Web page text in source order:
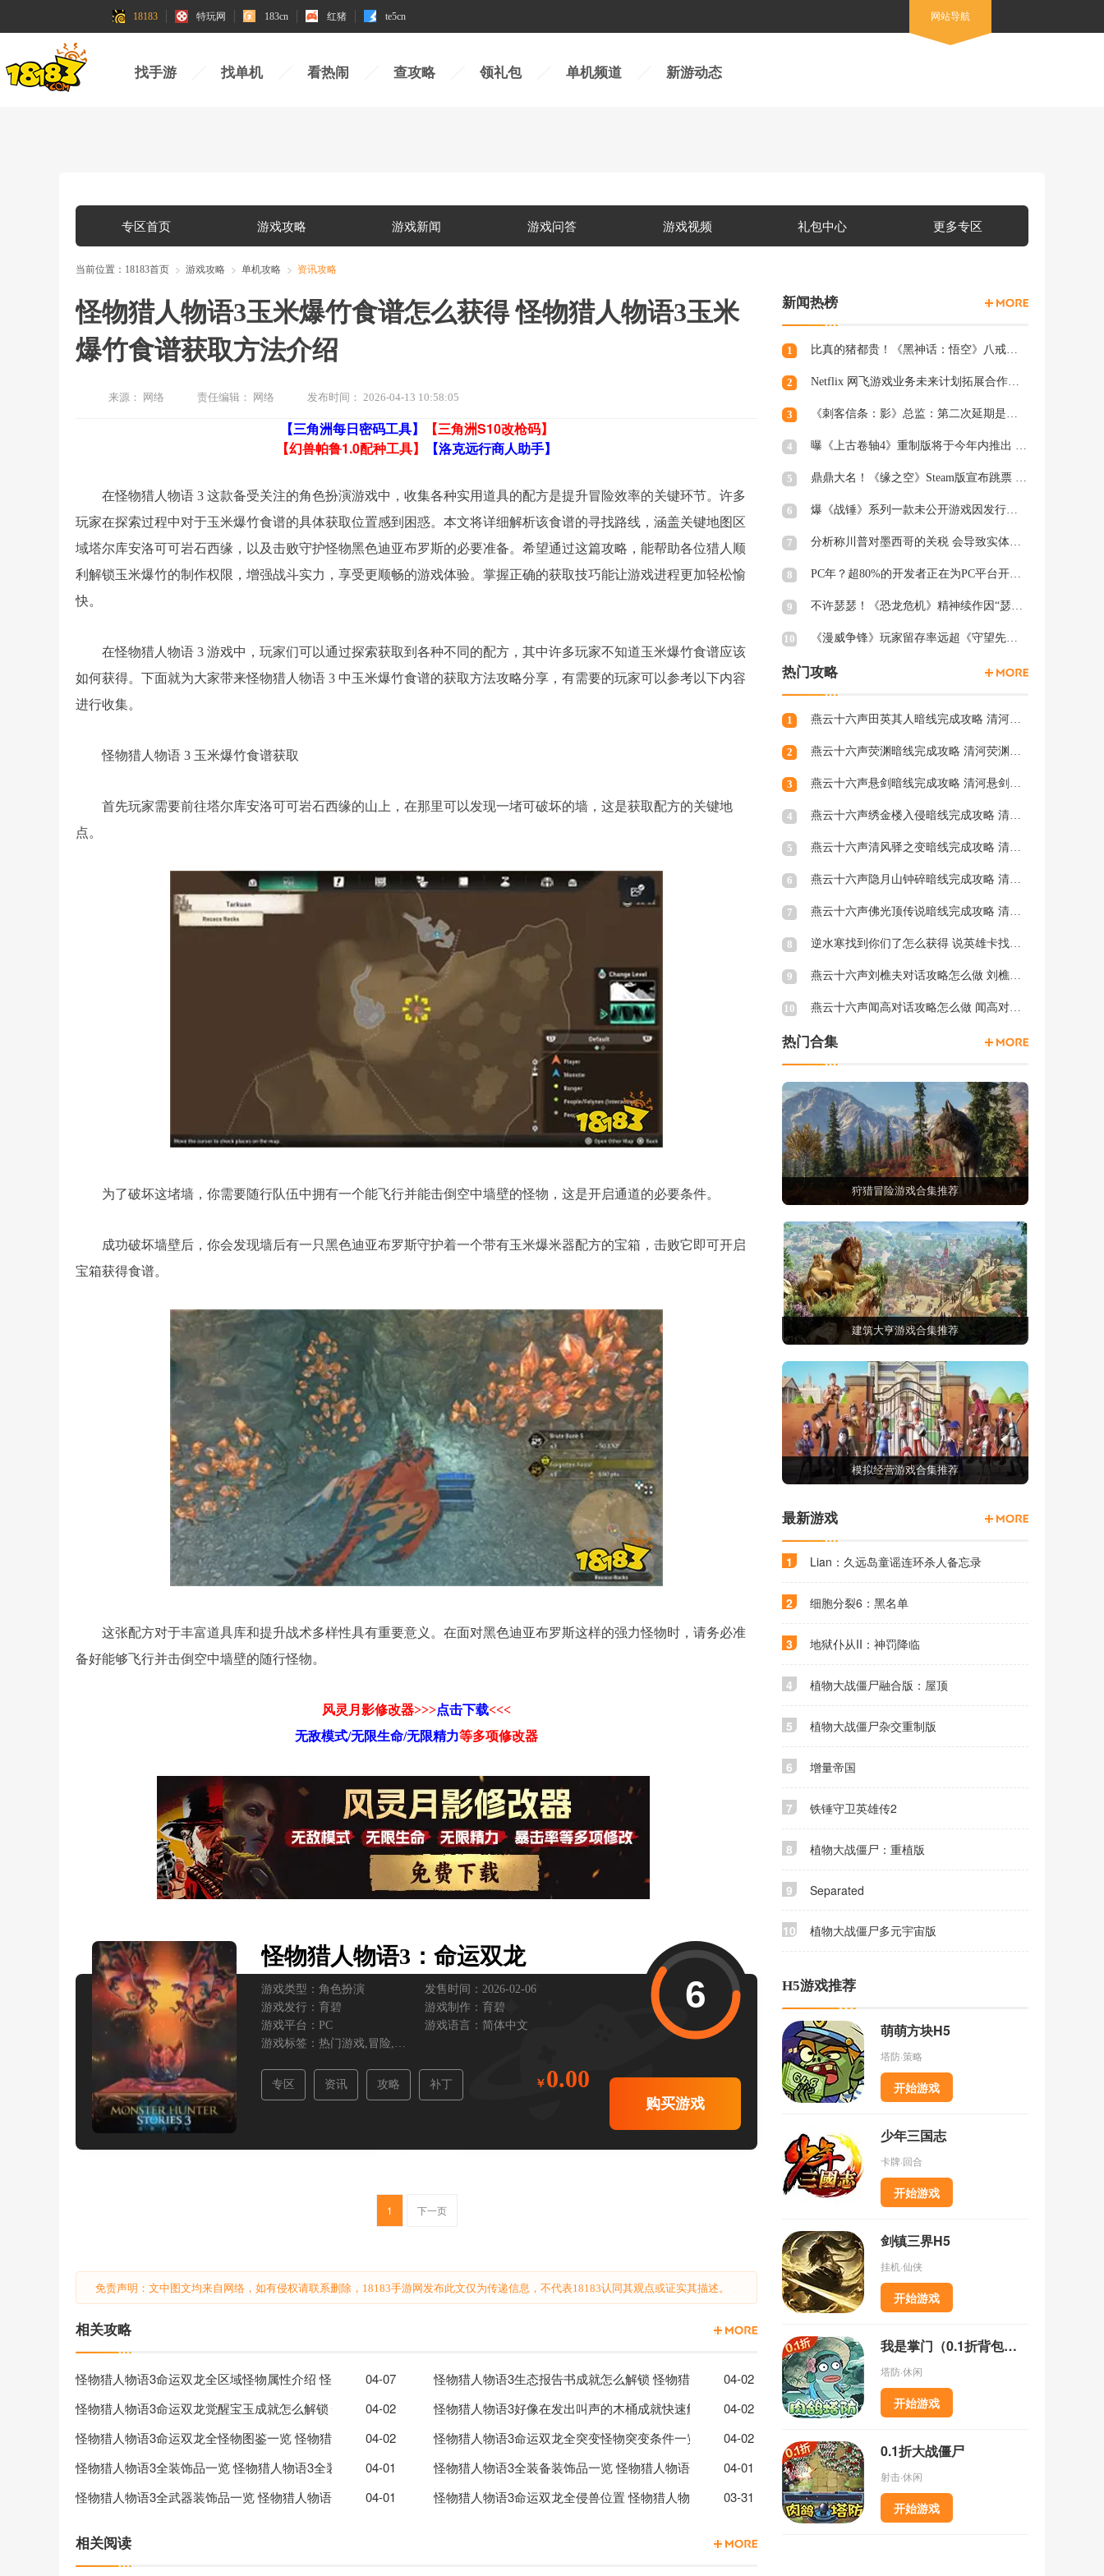
18183 特玩网 183cn 红猪 te5cn 网站导航
找手游 找单机 看热闹 查攻略 领礼包 单机频道 新游动态
专区首页 游戏攻略 游戏新闻 游戏问答 游戏视频 礼包中心 更多专区
当前位置： 18183首页 游戏攻略 单机攻略 资讯攻略
怪物猎人物语3玉米爆竹食谱怎么获得 怪物猎人物语3玉米
爆竹食谱获取方法介绍
来源： 网络 责任编辑： 网络 发布时间： 2026-04-13 10:58:05
【三角洲每日密码工具】
【三角洲S10改枪码】
【幻兽帕鲁1.0配种工具】
【洛克远行商人助手】
在怪物猎人物语 3 这款备受关注的角色扮演游戏中，收集各种实用道具的配方是提升冒险效率的关键环节。许多
玩家在探索过程中对于玉米爆竹食谱的具体获取位置感到困惑。本文将详细解析该食谱的寻找路线，涵盖关键地图区
域塔尔库安洛可可岩石西缘，以及击败守护怪物黑色迪亚布罗斯的必要准备。希望通过这篇攻略，能帮助各位猎人顺
利解锁玉米爆竹的制作权限，增强战斗实力，享受更顺畅的游戏体验。掌握正确的获取技巧能让游戏进程更加轻松愉
快。
在怪物猎人物语 3 游戏中，玩家们可以通过探索获取到各种不同的配方，其中许多玩家不知道玉米爆竹食谱应该
如何获得。下面就为大家带来怪物猎人物语 3 中玉米爆竹食谱的获取方法攻略分享，有需要的玩家可以参考以下内容
进行收集。
怪物猎人物语 3 玉米爆竹食谱获取
首先玩家需要前往塔尔库安洛可可岩石西缘的山上，在那里可以发现一堵可破坏的墙，这是获取配方的关键地
点。
为了破坏这堵墙，你需要随行队伍中拥有一个能飞行并能击倒空中墙壁的怪物，这是开启通道的必要条件。
成功破坏墙壁后，你会发现墙后有一只黑色迪亚布罗斯守护着一个带有玉米爆米器配方的宝箱，击败它即可开启
宝箱获得食谱。
这张配方对于丰富道具库和提升战术多样性具有重要意义。在面对黑色迪亚布罗斯这样的强力怪物时，请务必准
备好能够飞行并击倒空中墙壁的随行怪物。
风灵月影修改器>>>点击下载<<<
无敌模式/无限生命/无限精力等多项修改器
怪物猎人物语3：命运双龙
游戏类型： 角色扮演
发售时间：2026-02-06
游戏发行： 育碧 游戏制作： 育碧
游戏平台： PC 游戏语言： 简体中文
游戏标签： 热门游戏, 冒险,支持手柄,
专区 资讯 攻略 补丁 0.00
6
购买游戏
1 下一页
免责声明：文中图文均来自网络，如有侵权请联系删除，18183手游网发布此文仅为传递信息，不代表18183认同其观点或证实其描述。
相关攻略
怪物猎人物语3命运双龙全区域怪物属性介绍 怪物猎人物语3全区域怪物属性一览
04-07 怪物猎人物语3生态报告书成就怎么解锁 怪物猎人物语3生态报告书成就解锁条件一览
04-02
怪物猎人物语3命运双龙觉醒宝玉成就怎么解锁 怪物猎人物语3觉醒宝玉成就解锁方法
04-02 怪物猎人物语3好像在发出叫声的木桶成就快速解锁方法 怪物猎人物语3木桶艾露猫速刷方法
04-02
怪物猎人物语3命运双龙全怪物图鉴一览 怪物猎人物语3命运双龙全怪物图鉴分享
04-02 怪物猎人物语3命运双龙全突变怪物突变条件一览 怪物猎人物语3怪物突变条件汇总
04-02
怪物猎人物语3全装饰品一览 怪物猎人物语3全装饰品获取方法分享
04-01 怪物猎人物语3全装备装饰品一览 怪物猎人物语3全装备装饰品获取方法分享
04-01
怪物猎人物语3全武器装饰品一览 怪物猎人物语3全武器装饰品获取方法
04-01 怪物猎人物语3命运双龙全侵兽位置 怪物猎人物语3侵兽位置汇总一览
03-31
相关阅读
新闻热榜
1 比真的猪都贵！《黑神话：悟空》八戒手办开订：根根分明的猪毛
2 Netflix 网飞游戏业务未来计划拓展合作和家庭类游戏
3 《刺客信条：影》总监：第二次延期是因为屋顶太复杂
4 曝《上古卷轴4》重制版将于今年内推出 虚幻5加持
5 鼎鼎大名！《缘之空》Steam版宣布跳票 将延期至2月28日发售
6 爆《战锤》系列一款未公开游戏因发行商撤资而夭折，开发被迫中断
7 分析称川普对墨西哥的关税 会导致实体游戏价格上涨
8 PC年？超80%的开发者正在为PC平台开发游戏 NS2为8%
9 不许瑟瑟！《恐龙危机》精神续作因“瑟瑟Mod”拒绝登陆PC
10 《漫威争锋》玩家留存率远超《守望先锋2》、《绝地潜兵2》等游戏
热门攻略
1 燕云十六声田英其人暗线完成攻略 清河田英其人暗涌怎么触发
2 燕云十六声荧渊暗线完成攻略 清河荧渊暗涌怎么触发
3 燕云十六声悬剑暗线完成攻略 清河悬剑暗涌怎么触发
4 燕云十六声绣金楼入侵暗线完成攻略 清河绣金楼入侵暗涌怎么触发
5 燕云十六声清风驿之变暗线完成攻略 清河清风驿之变暗涌怎么触发
6 燕云十六声隐月山钟碎暗线完成攻略 清河隐月山钟碎暗涌怎么触发
7 燕云十六声佛光顶传说暗线完成攻略 清河佛光顶传说暗涌怎么触发
8 逆水寒找到你们了怎么获得 说英雄卡找到你们了获得方法
9 燕云十六声刘樵夫对话攻略怎么做 刘樵夫对话结交攻略一览
10 燕云十六声闻高对话攻略怎么做 闻高对话结交攻略一览
热门合集
狩猎冒险游戏合集推荐
建筑大亨游戏合集推荐
模拟经营游戏合集推荐
最新游戏
1 Lian：久远岛童谣连环杀人备忘录
2 细胞分裂6：黑名单
3 地狱仆从II：神罚降临
4 植物大战僵尸融合版：屋顶
5 植物大战僵尸杂交重制版
6 增量帝国
7 铁锤守卫英雄传2
8 植物大战僵尸：重植版
9 Separated
10 植物大战僵尸多元宇宙版
H5游戏推荐
萌萌方块H5
塔防·策略
开始游戏
少年三国志
卡牌·回合
开始游戏
剑镇三界H5
挂机·仙侠
开始游戏
我是掌门（0.1折背包乱斗）
塔防·休闲
开始游戏
0.1折大战僵尸
射击·休闲
开始游戏